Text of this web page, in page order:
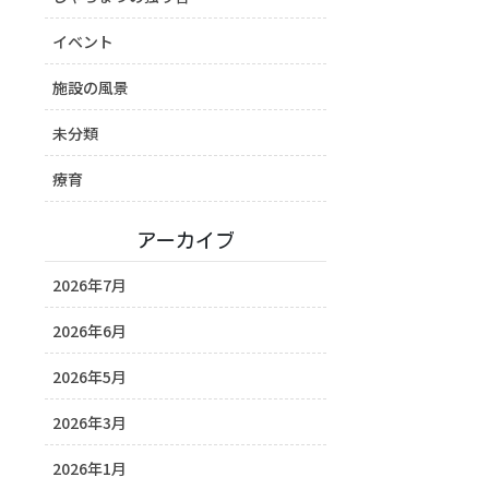
イベント
施設の風景
未分類
療育
アーカイブ
2026年7月
2026年6月
2026年5月
2026年3月
2026年1月